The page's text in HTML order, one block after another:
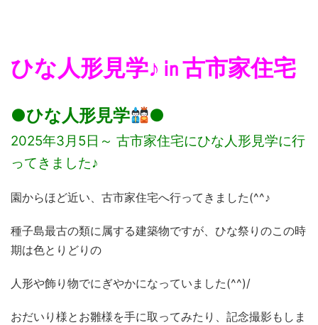
ひな人形見学♪㏌古市家住宅
●ひな人形見学 ●
2025年3月5日～ 古市家住宅にひな人形見学に行
ってきました♪
園からほど近い、古市家住宅へ行ってきました(^^♪
種子島最古の類に属する建築物ですが、ひな祭りのこの時
期は色とりどりの
人形や飾り物でにぎやかになっていました(^^)/
おだいり様とお雛様を手に取ってみたり、記念撮影もしま